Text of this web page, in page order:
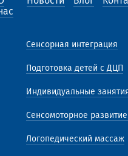
Сенсорная интеграция
Подготовка детей с ДЦП
Индивидуальные
Сенсомоторное
Логопедический массаж